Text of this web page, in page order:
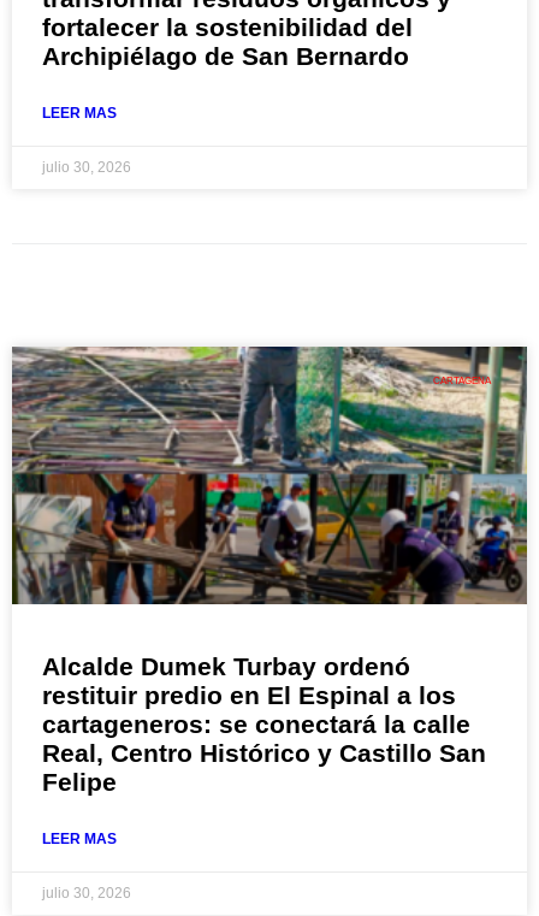
fortalecer la sostenibilidad del
Archipiélago de San Bernardo
LEER MAS
julio 30, 2026
CARTAGENA
Alcalde Dumek Turbay ordenó
restituir predio en El Espinal a los
cartageneros: se conectará la calle
Real, Centro Histórico y Castillo San
Felipe
LEER MAS
julio 30, 2026